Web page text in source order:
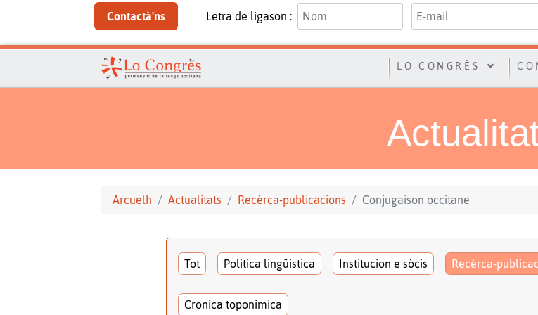
Contactà'ns Letra de ligason :
LO CONGRÈS
Arcuelh Actualitats Recèrca-publicacions Conjugaison occitane
Tot Politica lingüistica Institucion e sòcis Recèrca-
Cronica toponimica